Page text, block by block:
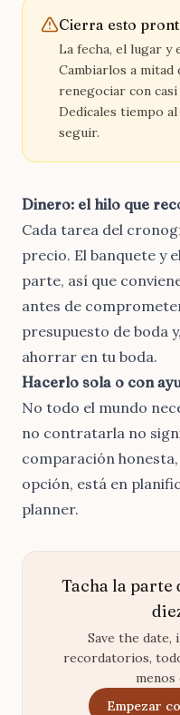
Cierra esto
La fecha, el lugar y
Cambiarlos a
renegociar con
Dedícales tiempo
seguir.
Dinero: el hilo que
Cada tarea del
precio. El banquete y
parte, así que
antes de
presupuesto de boda
ahorrar en tu boda.
Hacerlo sola o con
No todo el mundo
no contratarla no
comparación
opción, está en
planner.
Tacha la parte
Save the date,
recordatorios,
menos
Empezar